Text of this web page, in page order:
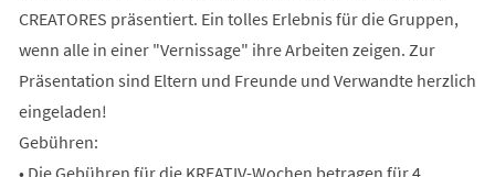
CREATORES präsentiert. Ein tolles Erlebnis für die Gruppen,
wenn alle in einer "Vernissage" ihre Arbeiten zeigen. Zur
Präsentation sind Eltern und Freunde und Verwandte herzlich
eingeladen!
Gebühren:
• Die Gebühren für die KREATIV-Wochen betragen für 4